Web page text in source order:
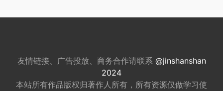
友情链接、广告投放、商务合作请联系 @jinshanshan
2024
本站所有作品版权归著作人所有，所有资源仅做学习使